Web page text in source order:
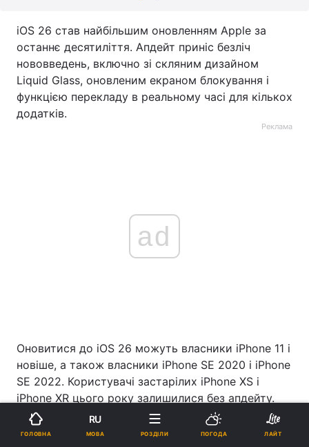
iOS 26 став найбільшим оновленням Apple за
останнє десятиліття. Апдейт приніс безліч
нововведень, включно зі скляним дизайном
Liquid Glass, оновленим екраном блокування і
функцією перекладу в реальному часі для кількох
додатків.
Реклама
ad
Оновитися до iOS 26 можуть власники iPhone 11 і
новіше, а також власники iPhone SE 2020 і iPhone
SE 2022. Користувачі застарілих iPhone XS і
iPhone XR цього року залишилися без апдейту.
Bloomberg
розповідав,
що iOS 26 підготує ґрунт
для ювілейного iPhone у 2027 році, який буде
ГОЛОВНА
RU
МОВА РОЗДІЛИ ПОГОДА ЛАЙТ